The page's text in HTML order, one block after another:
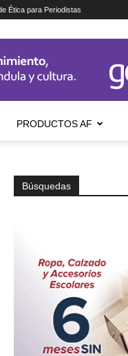
Ética para Periodistas
PRODUCTOS AF
Búsquedas